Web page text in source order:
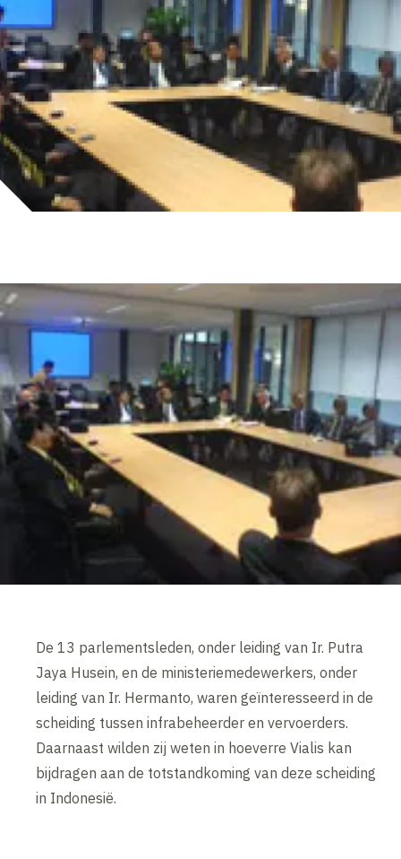
De 13 parlementsleden, onder leiding van Ir. Putra
Jaya Husein, en de ministeriemedewerkers, onder
leiding van Ir. Hermanto, waren geïnteresseerd in de
scheiding tussen infrabeheerder en vervoerders.
Daarnaast wilden zij weten in hoeverre Vialis kan
bijdragen aan de totstandkoming van deze scheiding
in Indonesië.